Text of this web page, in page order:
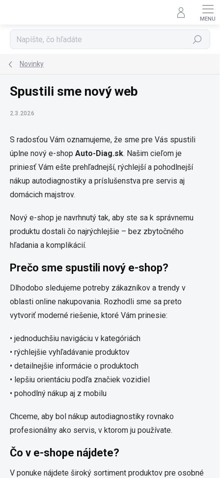
Hľadať
Novinky
Spustili sme nový web
2.3.2026
S radosťou Vám oznamujeme, že sme pre Vás spustili
úplne nový e-shop Auto-Diag.sk. Našim cieľom je
priniesť Vám ešte prehľadnejší, rýchlejší a pohodlnejší
nákup autodiagnostiky a príslušenstva pre servis aj
domácich majstrov.
Nový e-shop je navrhnutý tak, aby ste sa k správnemu
produktu dostali čo najrýchlejšie – bez zbytočného
hľadania a komplikácií.
Prečo sme spustili nový e-shop?
Dlhodobo sledujeme potreby zákazníkov a trendy v
oblasti online nakupovania. Rozhodli sme sa preto
vytvoriť moderné riešenie, ktoré Vám prinesie:
• jednoduchšiu navigáciu v kategóriách
• rýchlejšie vyhľadávanie produktov
• detailnejšie informácie o produktoch
• lepšiu orientáciu podľa značiek vozidiel
• pohodlný nákup aj z mobilu
Chceme, aby bol nákup autodiagnostiky rovnako
profesionálny ako servis, v ktorom ju používate.
Čo v e-shope nájdete?
V ponuke nájdete široký sortiment produktov pre osobné